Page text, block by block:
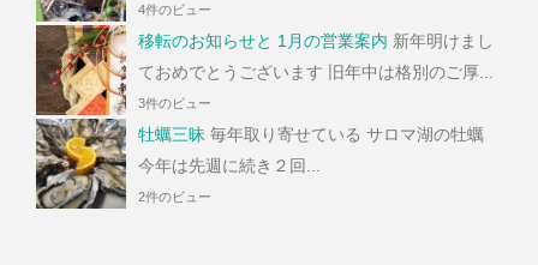
4件のビュー
移転のお知らせと 1月の営業案内 新年明けまし
ておめでとうございます 旧年中は格別のご厚...
3件のビュー
牡蠣三昧 毎年取り寄せている サロマ湖の牡蠣
今年は先週に続き２回...
2件のビュー